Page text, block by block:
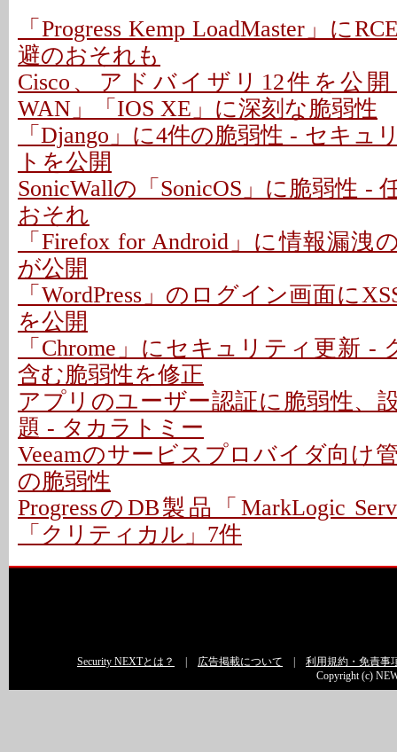
「Progress Kemp LoadMaster」に
避のおそれも
Cisco、アドバイザリ12件を公開
WAN」「IOS XE」に深刻な脆弱性
「Django」に4件の脆弱性 - セキュ
トを公開
SonicWallの「SonicOS」に脆弱性 -
おそれ
「Firefox for Android」に情報漏洩
が公開
「WordPress」のログイン画面に
を公開
「Chrome」にセキュリティ更新 -
含む脆弱性を修正
アプリのユーザー認証に脆弱性、
題 - タカラトミー
Veeamのサービスプロバイダ向け
の脆弱性
ProgressのDB製品「MarkLogic
「クリティカル」7件
Security NEXTとは？ 広告掲載について
利用規約・免責事
Copyright (c)